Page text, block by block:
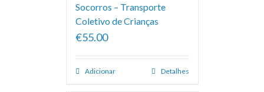
Socorros – Transporte
Coletivo de Crianças
€55.00
Adicionar Detalhes